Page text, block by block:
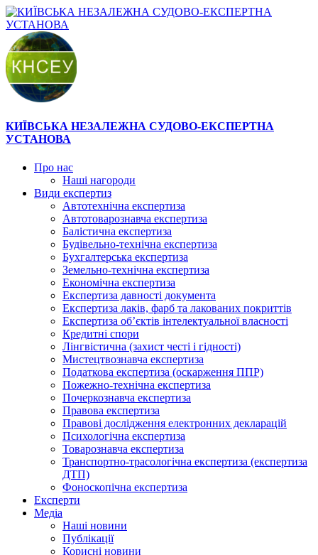
КИЇВСЬКА НЕЗАЛЕЖНА СУДОВО-ЕКСПЕРТНА
УСТАНОВА
Про нас
Наші нагороди
Види експертиз
Автотехнічна експертиза
Автотоварознавча експертиза
Балістична експертиза
Будівельно-технічна експертиза
Бухгалтерська експертиза
Земельно-технічна експертиза
Економічна експертиза
Експертиза давності документа
Експертиза лаків, фарб та лакованих покриттів
Експертиза об’єктів інтелектуальної власності
Кредитні спори
Лінгвістична (захист честі і гідності)
Мистецтвознавча експертиза
Податкова експертиза (оскарження ППР)
Пожежно-технічна експертиза
Почеркознавча експертиза
Правова експертиза
Правові дослідження електронних декларацій
Психологічна експертиза
Товарознавча експертиза
Транспортно-трасологічна експертиза (експертиза
ДТП)
Фоноскопічна експертиза
Експерти
Медіа
Наші новини
Публікації
Корисні новини